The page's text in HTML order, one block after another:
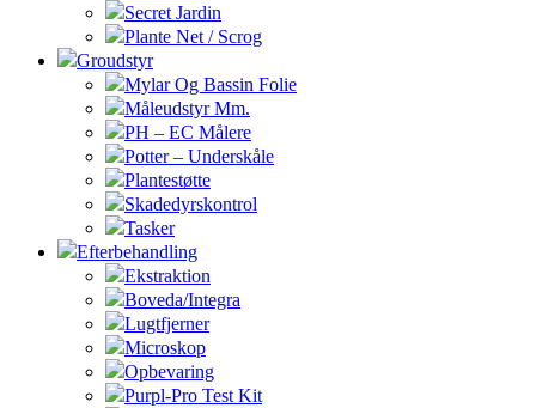
Secret Jardin
Plante Net / Scrog
Groudstyr
Mylar Og Bassin Folie
Måleudstyr Mm.
PH – EC Målere
Potter – Underskåle
Plantestøtte
Skadedyrskontrol
Tasker
Efterbehandling
Ekstraktion
Boveda/Integra
Lugtfjerner
Microskop
Opbevaring
Purpl-Pro Test Kit